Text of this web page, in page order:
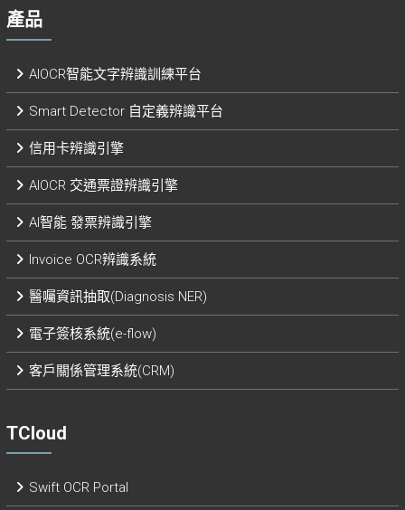
產品
AIOCR智能文字辨識訓練平台
Smart Detector 自定義辨識平台​
信用卡辨識引擎
AIOCR 交通票證辨識引擎
AI智能 發票辨識引擎​
Invoice OCR辨識系統
醫囑資訊抽取(Diagnosis NER)
電子簽核系統(e-flow)
客戶關係管理系統(CRM)
TCloud
Swift OCR Portal